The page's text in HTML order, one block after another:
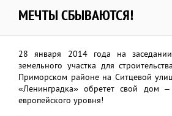
МЕЧТЫ СБЫВАЮТСЯ!
28 января 2014 года на заседании
земельного участка для
Приморском районе на Ситцевой
«Ленинградка» обретет свой дом
европейского уровня!